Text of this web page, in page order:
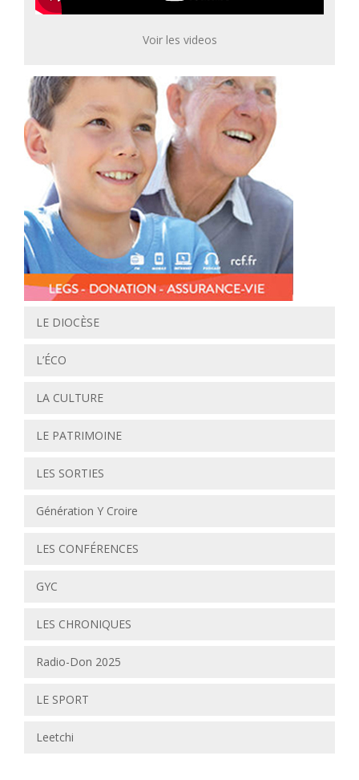
Voir les videos
LE DIOCÈSE
L’ÉCO
LA CULTURE
LE PATRIMOINE
LES SORTIES
Génération Y Croire
LES CONFÉRENCES
GYC
LES CHRONIQUES
Radio-Don 2025
LE SPORT
Leetchi